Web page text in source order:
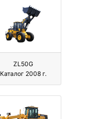
ZL50G
Каталог 2008 г.